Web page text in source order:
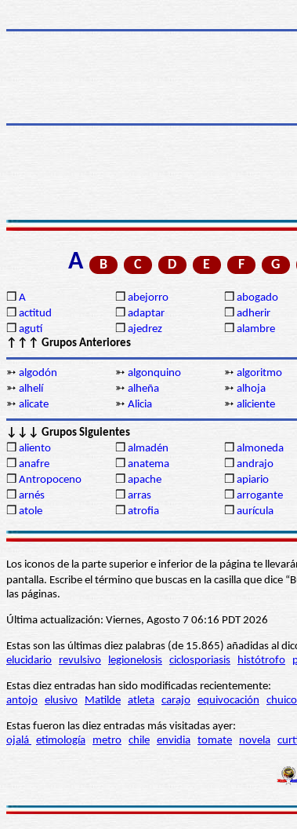
A B C D E F G
❒ A ❒ abejorro ❒ abogado
❒ actitud ❒ adaptar ❒ adherir
❒ agutí ❒ ajedrez ❒ alambre
↑↑↑ Grupos Anteriores
➳ algodón ➳ algonquino ➳ algoritmo
➳ alhelí ➳ alheña ➳ alhoja
➳ alicate ➳ Alicia ➳ aliciente
↓↓↓ Grupos Siguientes
❒ aliento ❒ almadén ❒ almoneda
❒ anafre ❒ anatema ❒ andrajo
❒ Antropoceno ❒ apache ❒ apiario
❒ arnés ❒ arras ❒ arrogante
❒ atole ❒ atrofia ❒ aurícula
Los iconos de la parte superior e inferior de la página te
pantalla. Escribe el término que buscas en la casilla que
las páginas.
Última actualización: Viernes, Agosto 7 06:16 PDT 2026
Estas son las últimas diez palabras (de 15.865) añadidas al
elucidario
revulsivo legionelosis ciclosporiasis histótrofo
Estas diez entradas han sido modificadas recientemente:
antojo elusivo Matilde atleta carajo equivocación chuico
Estas fueron las diez entradas más visitadas ayer:
ojalá etimología metro chile envidia tomate novela